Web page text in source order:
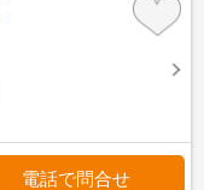
電話で問合せ